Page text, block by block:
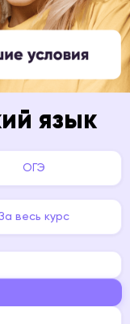
язык
ОГЭ
весь курс